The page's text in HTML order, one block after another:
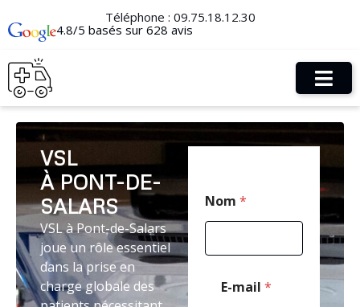
Téléphone : 09.75.18.12.30
4.8/5 basés sur 628 avis
VSL
À PONT-DE-
SALARS
VSL à Pont-de-Salars
joue un rôle essentiel
dans la prise en
charge globale des
Nom *
E-mail *